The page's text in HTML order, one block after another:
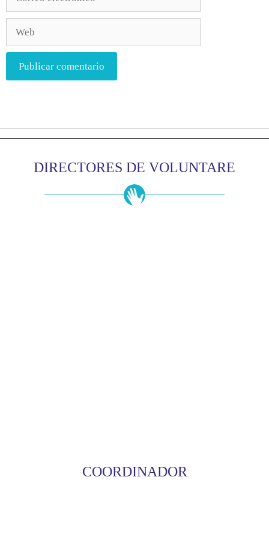
DIRECTORES DE VOLUNTARE
COORDINADOR